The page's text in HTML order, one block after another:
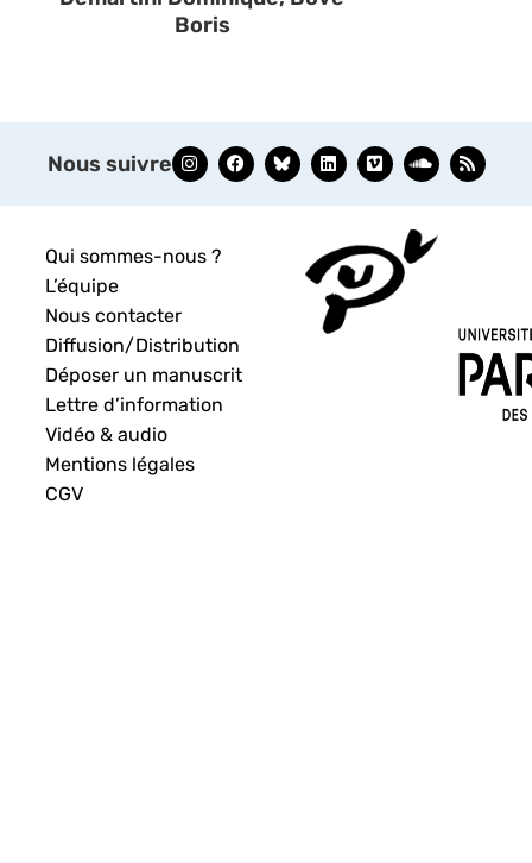
Boris
Nous suivre
Qui sommes-nous ?
L’équipe
Nous contacter
Diffusion/Distribution
Déposer un manuscrit
Lettre d’information
Vidéo & audio
Mentions légales
CGV